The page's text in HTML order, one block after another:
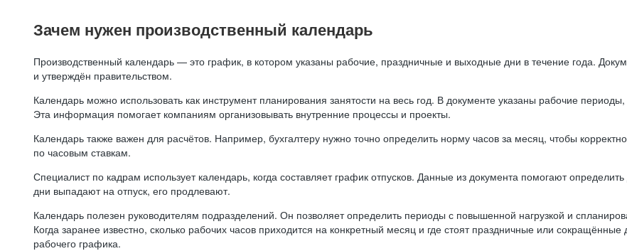
Зачем нужен производственный календарь
Производственный календарь — это график, в котором указаны рабочие, праздничные и выходные дни в течение года.
и утверждён правительством.
Календарь можно использовать как инструмент планирования занятости на весь год. В документе указаны рабочие
Эта информация помогает компаниям организовывать внутренние процессы и проекты.
Календарь также важен для расчётов. Например, бухгалтеру нужно точно определить норму часов за месяц, чтобы
по часовым ставкам.
Специалист по кадрам использует календарь, когда составляет график отпусков. Данные из документа помогают
дни выпадают на отпуск, его продлевают.
Календарь полезен руководителям подразделений. Он позволяет определить периоды с повышенной нагрузкой и
Когда заранее известно, сколько рабочих часов приходится на конкретный месяц и где стоят праздничные или
рабочего графика.